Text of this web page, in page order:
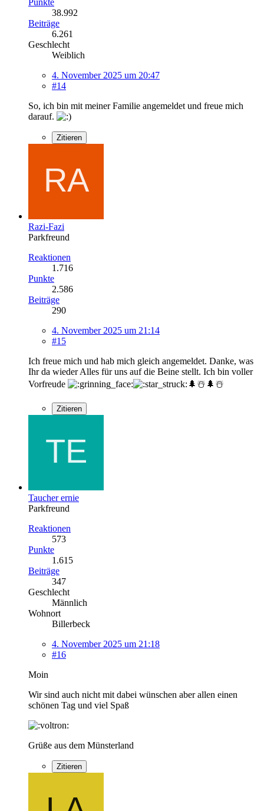
38.992
Beiträge
6.261
Geschlecht
Weiblich
4. November 2025 um 20:47
#14
So, ich bin mit meiner Familie angemeldet und freue mich
darauf.
Zitieren
Razi-Fazi
Parkfreund
Reaktionen
1.716
Punkte
2.586
Beiträge
290
4. November 2025 um 21:14
#15
Ich freue mich und hab mich gleich angemeldet. Danke, was
Ihr da wieder Alles für uns auf die Beine stellt. Ich bin voller
Vorfreude
🌲☃️🌲☃️
Zitieren
Taucher ernie
Parkfreund
Reaktionen
573
Punkte
1.615
Beiträge
347
Geschlecht
Männlich
Wohnort
Billerbeck
4. November 2025 um 21:18
#16
Moin
Wir sind auch nicht mit dabei wünschen aber allen einen
schönen Tag und viel Spaß
Grüße aus dem Münsterland
Zitieren